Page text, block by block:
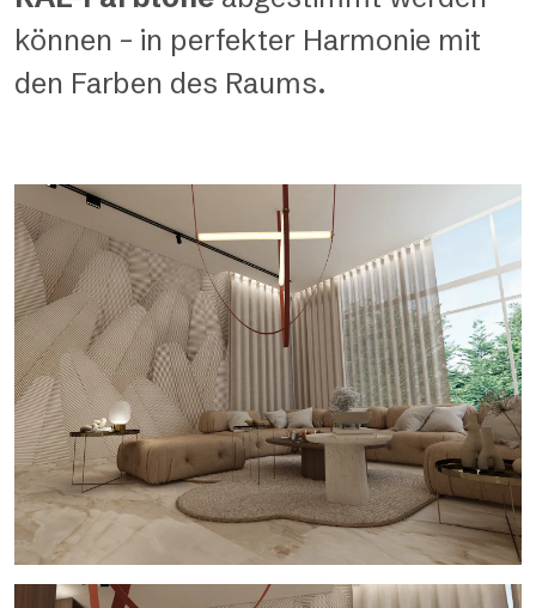
können – in perfekter Harmonie mit
den Farben des Raums.